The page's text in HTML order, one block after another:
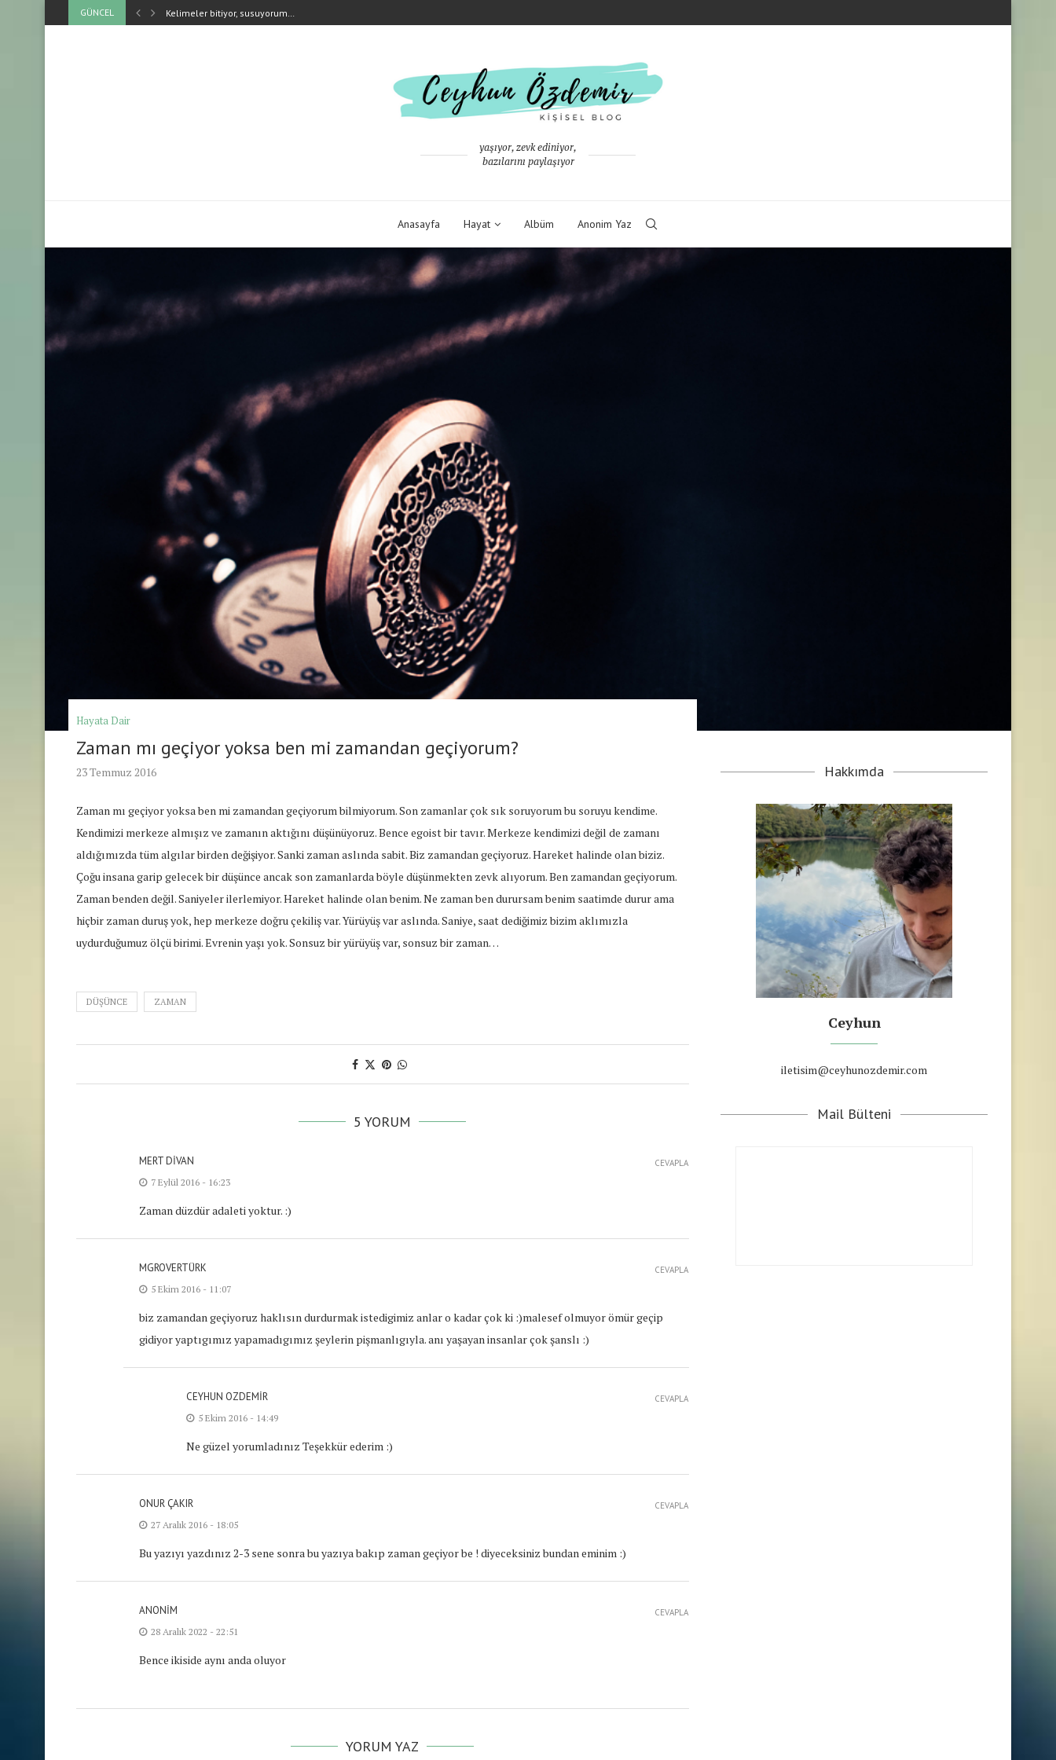
GÜNCEL Kelimeler bitiyor, susuyorum…
yaşıyor, zevk ediniyor,
bazılarını paylaşıyor
Anasayfa Hayat Albüm Anonim Yaz
Hayata Dair
Zaman mı geçiyor yoksa ben mi zamandan geçiyorum?
23 Temmuz 2016
Zaman mı geçiyor yoksa ben mi zamandan geçiyorum bilmiyorum. Son zamanlar çok sık soruyorum bu soruyu kendime.
Kendimizi merkeze almışız ve zamanın aktığını düşünüyoruz. Bence egoist bir tavır. Merkeze kendimizi değil de zamanı
aldığımızda tüm algılar birden değişiyor. Sanki zaman aslında sabit. Biz zamandan geçiyoruz. Hareket halinde olan biziz.
Çoğu insana garip gelecek bir düşünce ancak son zamanlarda böyle düşünmekten zevk alıyorum. Ben zamandan geçiyorum.
Zaman benden değil. Saniyeler ilerlemiyor. Hareket halinde olan benim. Ne zaman ben durursam benim saatimde durur ama
hiçbir zaman duruş yok, hep merkeze doğru çekiliş var. Yürüyüş var aslında. Saniye, saat dediğimiz bizim aklımızla
uydurduğumuz ölçü birimi. Evrenin yaşı yok. Sonsuz bir yürüyüş var, sonsuz bir zaman…
DÜŞÜNCE ZAMAN
5 YORUM
MERT DIVAN
7 Eylül 2016 - 16:23
Zaman düzdür adaleti yoktur. :)
CEVAPLA
MGROVERTÜRK
5 Ekim 2016 - 11:07
biz zamandan geçiyoruz haklısın durdurmak istedigimiz anlar o kadar çok ki :)malesef olmuyor ömür geçip
gidiyor yaptıgımız yapamadıgımız şeylerin pişmanlıgıyla. anı yaşayan insanlar çok şanslı :)
CEVAPLA
CEYHUN OZDEMIR
5 Ekim 2016 - 14:49
Ne güzel yorumladınız Teşekkür ederim :)
CEVAPLA
ONUR ÇAKIR
27 Aralık 2016 - 18:05
Bu yazıyı yazdınız 2-3 sene sonra bu yazıya bakıp zaman geçiyor be ! diyeceksiniz bundan eminim :)
CEVAPLA
ANONIM
28 Aralık 2022 - 22:51
Bence ikiside aynı anda oluyor
CEVAPLA
YORUM YAZ
Hakkımda
Ceyhun
iletisim@ceyhunozdemir.com
Mail Bülteni